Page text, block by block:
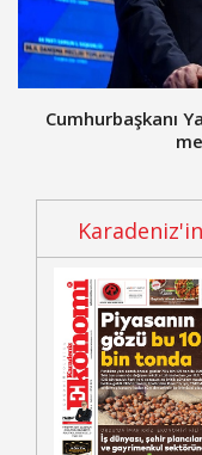
Cumhurbaşkanı